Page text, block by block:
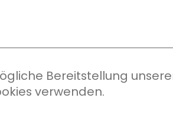
Bereitstellung
verwenden.